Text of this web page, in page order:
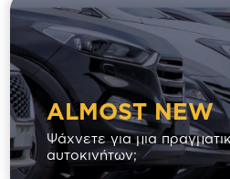
ALMOST NEW
Ψάχνετε για μια
αυτοκινήτων;